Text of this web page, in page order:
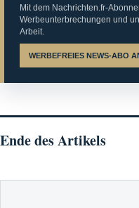
Mit dem Nachrichten.fr-
Werbeunterbrechungen und
Arbeit.
WERBEFREIES NEWS-ABO
Ende des Artikels